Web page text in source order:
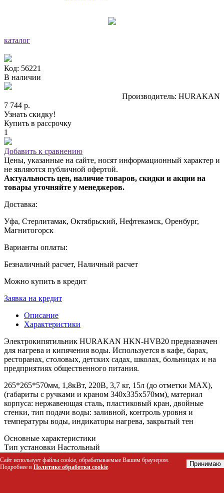
каталог
Код: 56221
В наличии
Производитель: HURAKAN
7 744 р.
Узнать скидку!
Купить в рассрочку
1
Добавить к сравнению
Цены, указанные на сайте, носят информационный характер и
не являются публичной офертой.
Актуальность цен, наличие товаров, скидки и акции на
товары уточняйте у менеджеров.
Доставка:
Уфа, Стерлитамак, Октябрьский, Нефтекамск, Оренбург,
Магнитогорск
Варианты оплаты:
Безналичный расчет, Наличный расчет
Можно купить в кредит
Заявка на кредит
Описание
Характеристики
Электрокипятильник HURAKAN HKN-HVB20 предназначен
для нагрева и кипячения воды. Используется в кафе, барах,
ресторанах, столовых, детских садах, школах, больницах и на
предприятиях общественного питания.
265*265*570мм, 1,8кВт, 220В, 3,7 кг, 15л (до отметки MAX),
(габариты с ручками и краном 340х335х570мм), материал
корпуса: нержавеющая сталь, пластиковый кран, двойные
стенки, тип подачи воды: заливной, контроль уровня и
температуры воды, индикаторы нагрева, закрытый тен
Основные характеристики
Тип установки Настольный
Тип подключения к воде Заливной
Подключение к водопроводу Нет
Сайт использует файлы cookie, обрабатываемые Вашим браузером.
Подробнее в Политике обработки cookie. Принимаю